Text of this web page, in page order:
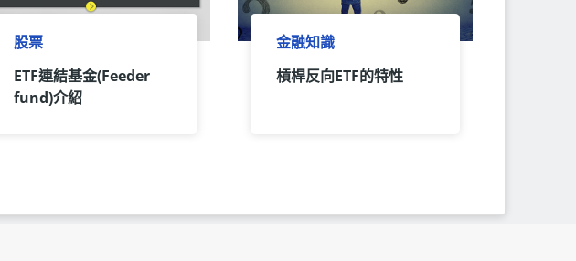
股票
ETF連結基金(Feeder
fund)介紹
金融知識
槓桿反向ETF的特性